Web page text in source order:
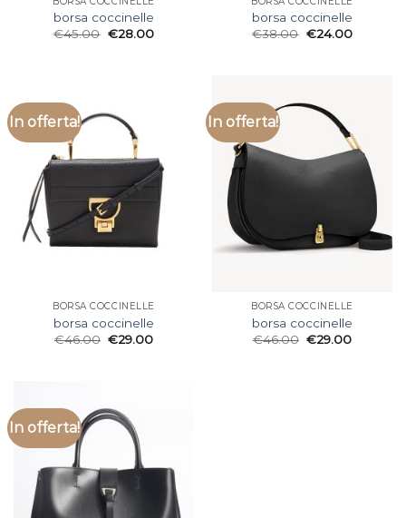
borsa coccinelle
€45.00 €28.00
borsa coccinelle
€38.00 €24.00
In offerta!
BORSA COCCINELLE
borsa coccinelle
€46.00 €29.00
In offerta!
BORSA COCCINELLE
borsa coccinelle
€46.00 €29.00
In offerta!